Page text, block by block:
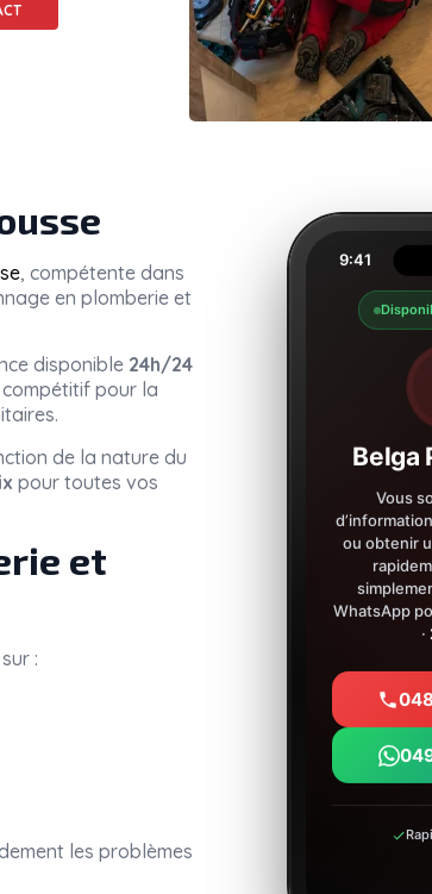
, compétente dans
en plomberie et
disponible 24h/24
pour la
de la nature du
pour toutes vos
et
:
les problèmes
9:41
Belga
Vous
ou obtenir
WhatsApp
·